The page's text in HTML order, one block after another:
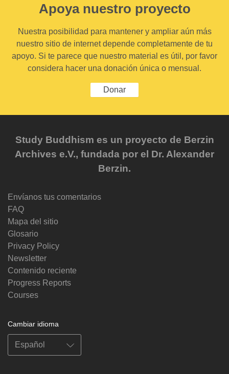
Apoya nuestro proyecto
Nuestra posibilidad para mantener y ampliar aún más
nuestro sitio de internet depende completamente de tu
apoyo. Si te parece que nuestro material es útil, por favor
considera hacer una donación única o mensual.
Donar
Study Buddhism es un proyecto de Berzin
Archives e.V., fundada por el Dr. Alexander
Berzin.
Envíanos tus comentarios
FAQ
Mapa del sitio
Glosario
Privacy Policy
Newsletter
Contenido reciente
Progress Reports
Courses
Cambiar idioma